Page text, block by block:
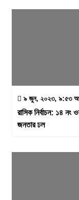
৯ জুন, ২০২৩, ৯:৫৩
রাসিক নির্বাচন: ১৪ নং
জনতার ঢল